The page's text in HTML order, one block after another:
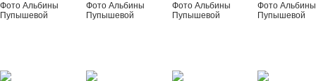
Фото Альбины
Пупышевой
Фото Альбины
Пупышевой
Фото Альбины
Пупышевой
Фото Альбины
Пупышевой